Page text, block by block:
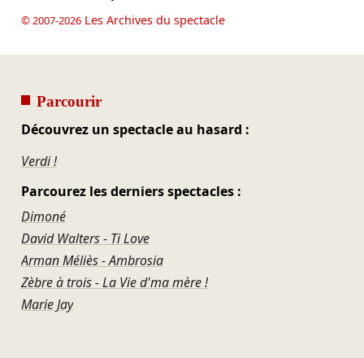
© 2007-2026Les Archives du spectacle
Parcourir
Découvrez un spectacle au hasard :
Verdi !
Parcourez les derniers spectacles :
Dimoné
David Walters - Ti Love
Arman Méliès - Ambrosia
Zèbre à trois - La Vie d'ma mère !
Marie Jay